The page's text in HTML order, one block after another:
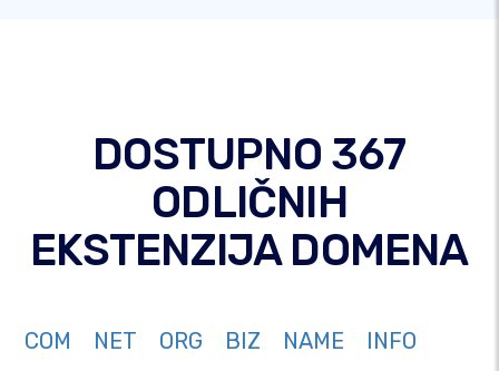
DOSTUPNO 367
ODLIČNIH
EKSTENZIJA DOMENA
COM NET ORG BIZ NAME
INFO